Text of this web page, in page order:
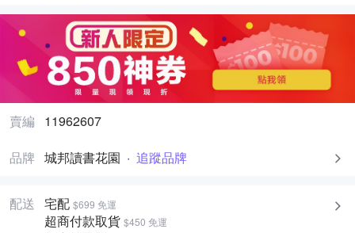
賣編
11962607
品牌 城邦讀書花園 · 追蹤品牌
配送 宅配 $699 免運
超商付款取貨 $450 免運